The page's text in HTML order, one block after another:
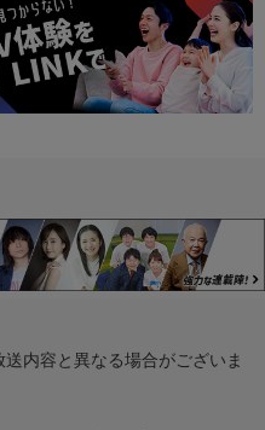
内容と異なる場合がございま